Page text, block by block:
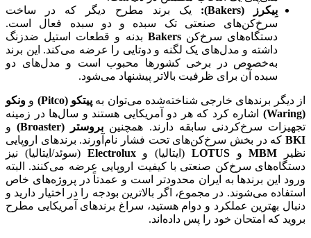
بِیکرز
(Bakers):
یک برند مطرح دیگر که در ساخت
سرخ‌کن‌های صنعتی تک سبده و دو سبده فعال است.
دستگاه‌های سرخ‌کنBakers بدنه و قطعات استیل ضدزنگ
داشته و مدل‌های یک لگنه و دوتایی را عرضه می‌کند. این برند
به‌خصوص در برخی کشورها محبوب است و مدل‌های دو
سبده آن برای ظرفیت بالاتر پیشنهاد می‌شود.
از دیگر برندهای خارجی شناخته‌شده می‌توان بهپیتکو (Pitco) و ونکو
(Waring)
اشاره کرد که هر دو آمریکایی هستند و سال‌ها در زمینه
تجهیزات سرخ‌کردنی سابقه دارند. همچنین بروستر (Broaster)
و
BKI که در بخش سرخ‌کن‌های تحت فشار نام‌آورند. برندهای اروپایی
نظیر MBMوLOTUS (ایتالیا) وElectrolux (سوئد/ایتالیا) نیز
دستگاه‌های سرخ‌کن صنعتی با کیفیت اروپایی عرضه می‌کنند. البته
ورود این برندها به ایران محدودتر است و عمدتاً در پروژه‌های خاص
استفاده می‌شوند. در مجموع، اگر بالاترین بودجه را در اختیار دارید و
دنبال بهترین عملکرد و دوام هستید، سراغ برندهای آمریکایی مطرح
بروید که امتحان خود را پس داده‌اند.